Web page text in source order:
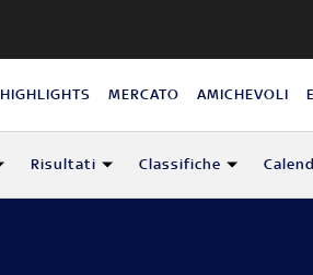
HIGHLIGHTS MERCATO AMICHEVOLI
Risultati Classifiche